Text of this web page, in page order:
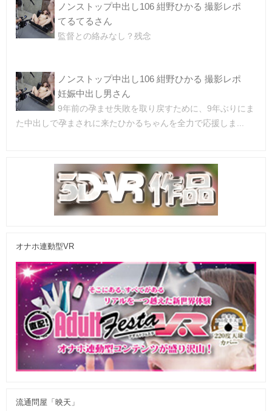
ノンストップ中出し106 紺野ひかる 撮影レポ
てるてるさん
監督との絡みなし？残念
ノンストップ中出し106 紺野ひかる 撮影レポ
妊娠中出し男さん
9年前の孕ませ失敗を取り戻すために、9年ぶりにま
た中出しで孕まされに来たひかるちゃんを全力で応援しま...
オナホ連動型VR
流通問屋「映天」